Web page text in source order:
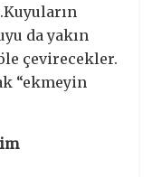
da yakın
çevirecekler.
“ekmeyin